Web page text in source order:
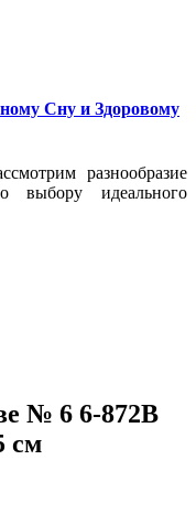
Сну и Здоровому
разнообразие
выбору идеального
№ 6 6-872B
см